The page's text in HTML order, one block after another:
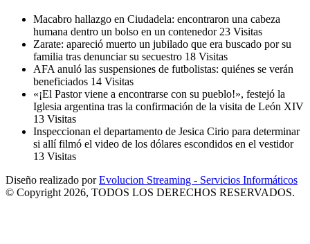
Macabro hallazgo en Ciudadela: encontraron una cabeza
humana dentro un bolso en un contenedor 23 Visitas
Zarate: apareció muerto un jubilado que era buscado por su
familia tras denunciar su secuestro 18 Visitas
AFA anuló las suspensiones de futbolistas: quiénes se verán
beneficiados 14 Visitas
«¡El Pastor viene a encontrarse con su pueblo!», festejó la
Iglesia argentina tras la confirmación de la visita de León XIV
13 Visitas
Inspeccionan el departamento de Jesica Cirio para determinar
si allí filmó el video de los dólares escondidos en el vestidor
13 Visitas
Diseño realizado porEvolucion Streaming - Servicios Informáticos
© Copyright 2026, TODOS LOS DERECHOS RESERVADOS.